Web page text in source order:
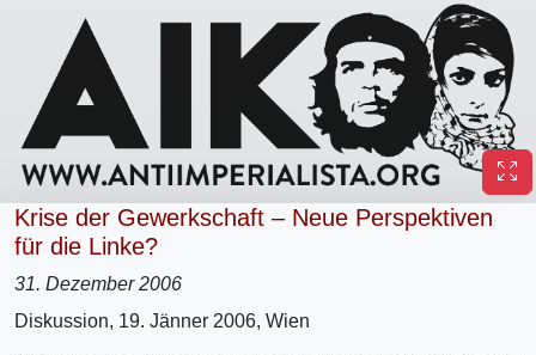
Krise der Gewerkschaft – Neue Perspektiven
für die Linke?
31. Dezember 2006
Diskussion, 19. Jänner 2006, Wien